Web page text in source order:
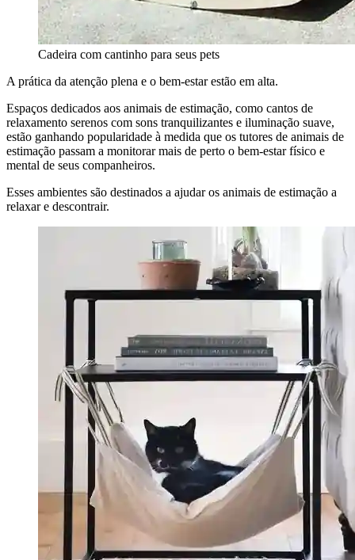
Cadeira com cantinho para seus pets
A prática da atenção plena e o bem-estar estão em alta.
Espaços dedicados aos animais de estimação, como cantos de
relaxamento serenos com sons tranquilizantes e iluminação suave,
estão ganhando popularidade à medida que os tutores de animais de
estimação passam a monitorar mais de perto o bem-estar físico e
mental de seus companheiros.
Esses ambientes são destinados a ajudar os animais de estimação a
relaxar e descontrair.